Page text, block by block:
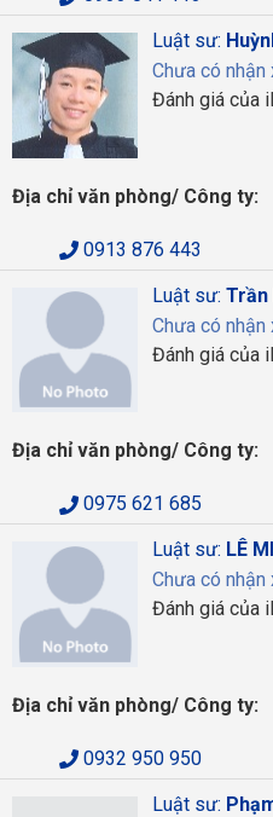
Luật sư:
Chưa có nhận
Đánh giá của
Địa chỉ văn phòng/ Công ty:
0913 876 443
Luật sư: Trần
Chưa có nhận
Đánh giá của
Địa chỉ văn phòng/ Công ty:
0975 621 685
Luật sư: LÊ
Chưa có nhận
Đánh giá của
Địa chỉ văn phòng/ Công ty:
0932 950 950
Luật sư: